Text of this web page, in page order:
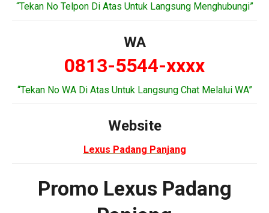
“Tekan No Telpon Di Atas Untuk Langsung Menghubungi”
WA
0813-5544-xxxx
“Tekan No WA Di Atas Untuk Langsung Chat Melalui WA”
Website
Lexus Padang Panjang
Promo Lexus Padang